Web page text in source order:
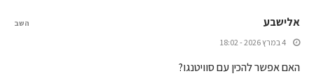
אלישבע
4 במרץ 2026 - 18:02
האם אפשר להכין עם סוויטנגו?
השב